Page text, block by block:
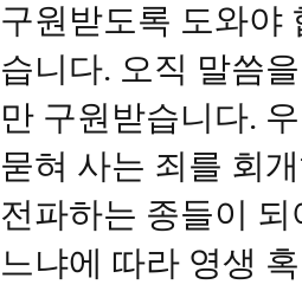
구원받도록 도와야
습니다. 오직 말씀
만 구원받습니다.
묻혀 사는 죄를 회
전파하는 종들이
느냐에 따라 영생